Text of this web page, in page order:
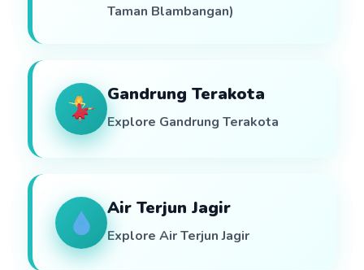
Taman Blambangan)
Gandrung Terakota
Explore Gandrung Terakota
Air Terjun Jagir
Explore Air Terjun Jagir